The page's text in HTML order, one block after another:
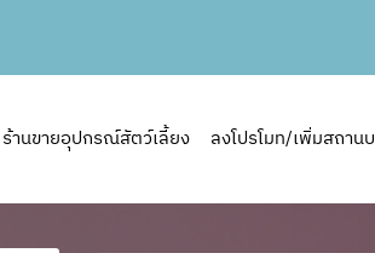
ร้านขายอุปกรณ์สัตว์เลี้ยง ลงโปรโมท/เพิ่มสถาน